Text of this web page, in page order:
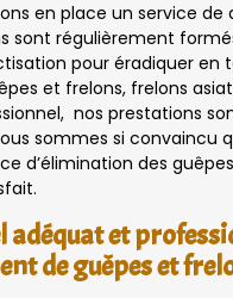
en place un service de
sont régulièrement
pour éradiquer en
et frelons, frelons
nos prestations
sommes si convaincu
d’élimination des
adéquat et
de guêpes et